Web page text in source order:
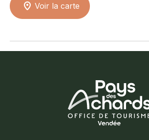
Voir la carte